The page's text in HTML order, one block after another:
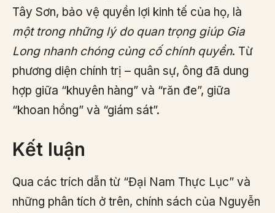
Tây Sơn, bảo vệ quyền lợi kinh tế của họ, là
một trong những lý do quan trọng giúp Gia
Long nhanh chóng củng cố chính quyền. Từ
phương diện chính trị – quân sự, ông đã dung
hợp giữa “khuyên hàng” và “răn đe”, giữa
“khoan hồng” và “giám sát”.
Kết luận
Qua các trích dẫn từ “Đại Nam Thực Lục” và
những phân tích ở trên, chính sách của Nguyễn